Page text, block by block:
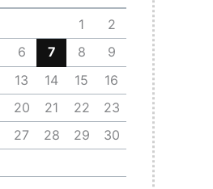
1
2
6 7 8
9
13 14 15
16
20 21 22
23
27 28 29
30